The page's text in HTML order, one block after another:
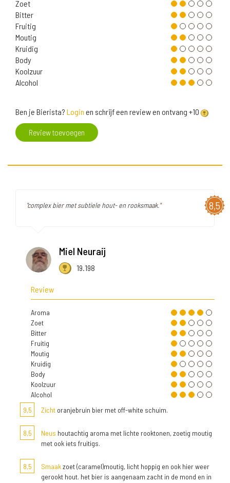
Zoet
Bitter
Fruitig
Moutig
Kruidig
Body
Koolzuur
Alcohol
Ben je Bierista? Login en schrijf een review en ontvang +10
Review toevoegen
8,5
"complex bier met subtiele hout- en rooksmaak."
Miel Neuraij
19.198
Review
Aroma
Zoet
Bitter
Fruitig
Moutig
Kruidig
Body
Koolzuur
Alcohol
9,5
Zicht oranjebruin bier met off-white schuim.
8,5 Neus houtachtig aroma met lichte rooktonen, zoetig moutig
met ook iets fruitigs.
8,5 Smaakzoet (caramel)moutig, licht hoppig en ook hier weer
gerookt hout. het bier is aangenaam zacht in de mond en in